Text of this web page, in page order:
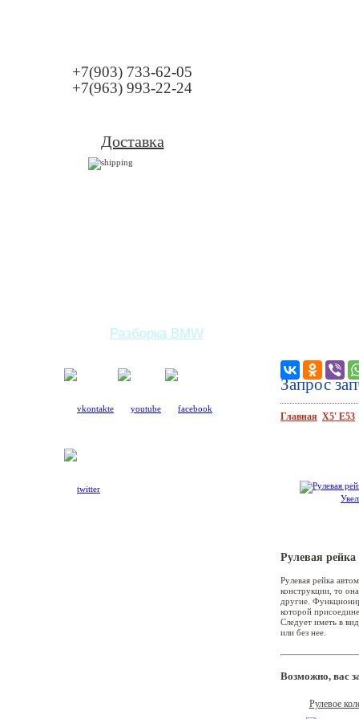
+7(903) 733-62-05
+7(963) 993-22-24
Доставка
Разборка BMW
Запрос
Главная Х5′ E53
Рулевая
Рулевая рейка
конструкции, то
другие.
которой
Следует иметь в
или без нее.
Возможно, вас
Рулевое